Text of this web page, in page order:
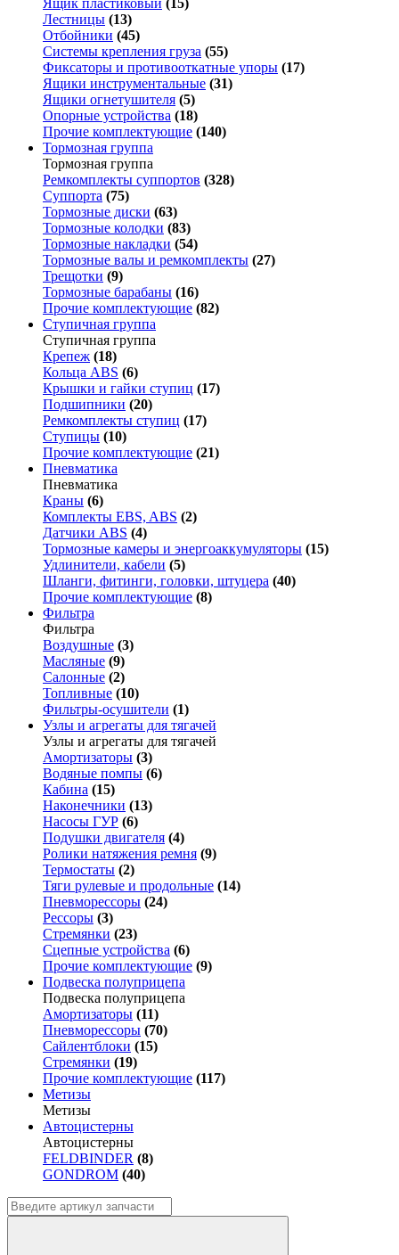
Ящик пластиковый (15)
Лестницы (13)
Отбойники (45)
Системы крепления груза (55)
Фиксаторы и противооткатные упоры (17)
Ящики инструментальные (31)
Ящики огнетушителя (5)
Опорные устройства (18)
Прочие комплектующие (140)
Тормозная группа
Тормозная группа
Ремкомплекты суппортов (328)
Суппорта (75)
Тормозные диски (63)
Тормозные колодки (83)
Тормозные накладки (54)
Тормозные валы и ремкомплекты (27)
Трещотки (9)
Тормозные барабаны (16)
Прочие комплектующие (82)
Ступичная группа
Ступичная группа
Крепеж (18)
Кольца ABS (6)
Крышки и гайки ступиц (17)
Подшипники (20)
Ремкомплекты ступиц (17)
Ступицы (10)
Прочие комплектующие (21)
Пневматика
Пневматика
Краны (6)
Комплекты EBS, ABS (2)
Датчики ABS (4)
Тормозные камеры и энергоаккумуляторы (15)
Удлинители, кабели (5)
Шланги, фитинги, головки, штуцера (40)
Прочие комплектующие (8)
Фильтра
Фильтра
Воздушные (3)
Масляные (9)
Салонные (2)
Топливные (10)
Фильтры-осушители (1)
Узлы и агрегаты для тягачей
Узлы и агрегаты для тягачей
Амортизаторы (3)
Водяные помпы (6)
Кабина (15)
Наконечники (13)
Насосы ГУР (6)
Подушки двигателя (4)
Ролики натяжения ремня (9)
Термостаты (2)
Тяги рулевые и продольные (14)
Пневморессоры (24)
Рессоры (3)
Стремянки (23)
Сцепные устройства (6)
Прочие комплектующие (9)
Подвеска полуприцепа
Подвеска полуприцепа
Амортизаторы (11)
Пневморессоры (70)
Сайлентблоки (15)
Стремянки (19)
Прочие комплектующие (117)
Метизы
Метизы
Автоцистерны
Автоцистерны
FELDBINDER (8)
GONDROM (40)